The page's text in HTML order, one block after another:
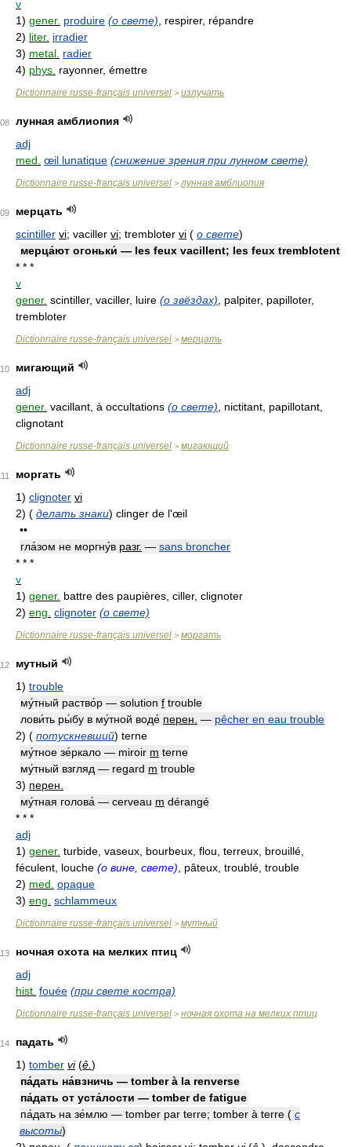
v
1) gener. produire (о свете) , respirer, répandre
2) liter. irradier
3) metal. radier
4) phys. rayonner, émettre
Dictionnaire russe-français universel > излучать
лунная амблиопия
adj
med. œil lunatique (снижение зрения при лунном свете)
Dictionnaire russe-français universel > лунная амблиопия
мерцать
scintiller vi; vaciller vi; trembloter vi ( о свете)
мерца́ют огоньки́ — les feux vacillent; les feux tremblotent
* * *
v
gener. scintiller, vaciller, luire (о звёздах) , palpiter, papilloter,
trembloter
Dictionnaire russe-français universel > мерцать
мигающий
adj
gener. vacillant, à occultations (о свете) , nictitant, papillotant,
clignotant
Dictionnaire russe-français universel > мигающий
моргать
1) clignoter vi
2) ( делать знаки) clinger de l'œil
••
гла́зом не моргну́в разг. — sans broncher
* * *
v
1) gener. battre des paupières, ciller, clignoter
2) eng. clignoter (о свете)
Dictionnaire russe-français universel > моргать
мутный
1) trouble
му́тный раство́р — solution f trouble
лови́ть ры́бу в му́тной воде́ перен. — pêcher en eau trouble
2) ( потускневший) terne
му́тное зе́ркало — miroir m terne
му́тный взгляд — regard m trouble
3) перен.
му́тная голова́ — cerveau m dérangé
* * *
adj
1) gener. turbide, vaseux, bourbeux, flou, terreux, brouillé,
féculent, louche (о вине, свете) , pâteux, troublé, trouble
2) med. opaque
3) eng. schlammeux
Dictionnaire russe-français universel > мутный
ночная охота на мелких птиц
adj
hist. fouée (при свете костра)
Dictionnaire russe-français universel > ночная охота на мелких птиц
падать
1) tomber vi(ê. )
па́дать на́взничь — tomber à la renverse
па́дать от уста́лости — tomber de fatigue
па́дать на зе́млю — tomber par terre; tomber à terre ( с
высоты)